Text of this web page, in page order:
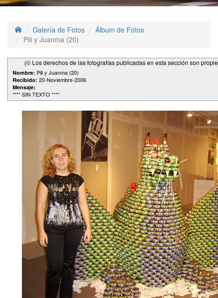
Galería de Fotos
Álbum de Fotos
Pili y Juanma (20)
(© Los derechos de las fotografías publicadas en esta sección son
Nombre: Pili y Juanma (20)
Recibido: 20-Noviembre-2006
Mensaje:
**** SIN TEXTO ****